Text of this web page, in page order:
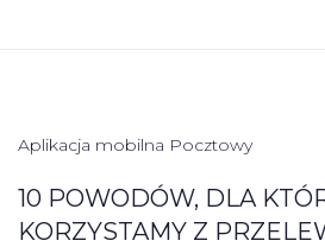
Aplikacja mobilna Pocztowy
10 POWODÓW, DLA
KORZYSTAMY Z